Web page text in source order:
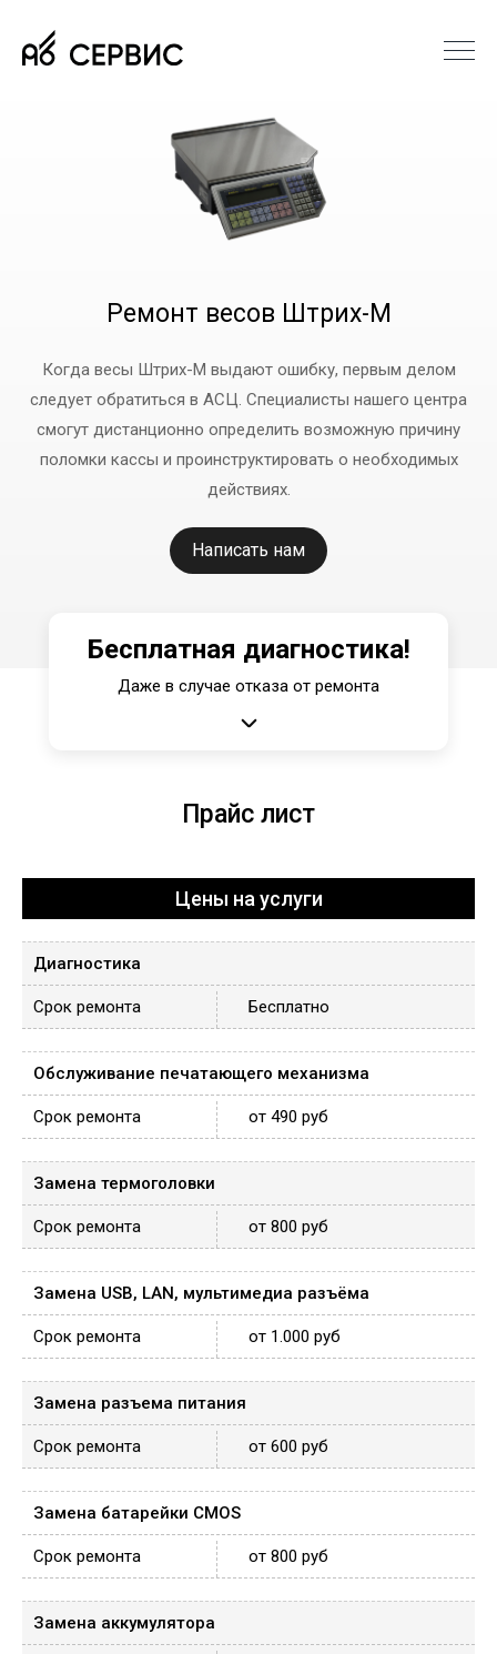
Ремонт весов Штрих-М
Когда весы Штрих-М выдают ошибку, первым делом
следует обратиться в АСЦ. Специалисты нашего центра
смогут дистанционно определить возможную причину
поломки кассы и проинструктировать о необходимых
действиях.
Написать нам
Бесплатная диагностика!
Даже в случае отказа от ремонта
Прайс лист
Цены на услуги
Диагностика
Бесплатно
Обслуживание печатающего механизма
от 490 руб
Замена термоголовки
от 800 руб
Замена USB, LAN, мультимедиа разъёма
от 1.000 руб
Замена разъема питания
от 600 руб
Замена батарейки CMOS
от 800 руб
Замена аккумулятора